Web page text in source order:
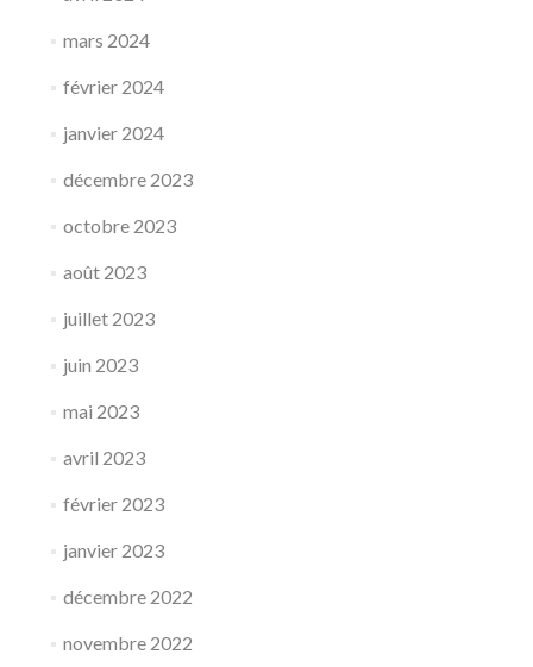
mars 2024
février 2024
janvier 2024
décembre 2023
octobre 2023
août 2023
juillet 2023
juin 2023
mai 2023
avril 2023
février 2023
janvier 2023
décembre 2022
novembre 2022